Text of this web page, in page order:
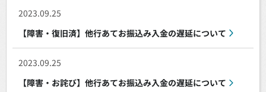
2023.09.25
【障害・復旧済】他行あてお振込み入金の遅延について
2023.09.25
【障害・お詫び】他行あてお振込み入金の遅延について